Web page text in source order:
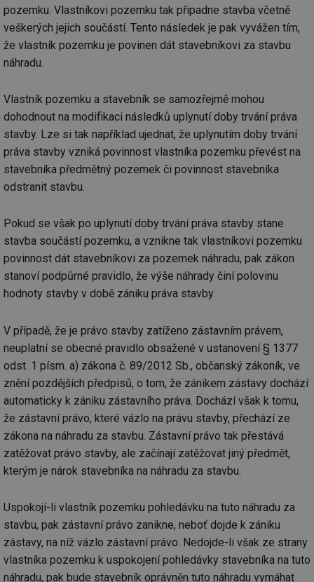
pozemku. Vlastníkovi pozemku tak připadne stavba včetně
veškerých jejich součástí. Tento následek je pak vyvážen tím,
že vlastník pozemku je povinen dát stavebníkovi za stavbu
náhradu.
Vlastník pozemku a stavebník se samozřejmě mohou
dohodnout na modifikaci následků uplynutí doby trvání práva
stavby. Lze si tak například ujednat, že uplynutím doby trvání
práva stavby vzniká povinnost vlastníka pozemku převést na
stavebníka předmětný pozemek či povinnost stavebníka
odstranit stavbu.
Pokud se však po uplynutí doby trvání práva stavby stane
stavba součástí pozemku, a vznikne tak vlastníkovi pozemku
povinnost dát stavebníkovi za pozemek náhradu, pak zákon
stanoví podpůrné pravidlo, že výše náhrady činí polovinu
hodnoty stavby v době zániku práva stavby.
V případě, že je právo stavby zatíženo zástavním právem,
neuplatní se obecné pravidlo obsažené v ustanovení § 1377
odst. 1 písm. a) zákona č. 89/2012 Sb., občanský zákoník, ve
znění pozdějších předpisů, o tom, že zánikem zástavy dochází
automaticky k zániku zástavního práva. Dochází však k tomu,
že zástavní právo, které vázlo na právu stavby, přechází ze
zákona na náhradu za stavbu. Zástavní právo tak přestává
zatěžovat právo stavby, ale začínají zatěžovat jiný předmět,
kterým je nárok stavebníka na náhradu za stavbu.
Uspokojí-li vlastník pozemku pohledávku na tuto náhradu za
stavbu, pak zástavní právo zanikne, neboť dojde k zániku
zástavy, na níž vázlo zástavní právo. Nedojde-li však ze strany
vlastníka pozemku k uspokojení pohledávky stavebníka na tuto
náhradu, pak bude stavebník oprávněn tuto náhradu vymáhat